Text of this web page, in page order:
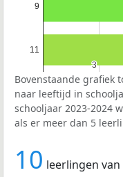
3
3
9
11
Bovenstaande grafiek
naar leeftijd in
schooljaar 2023-2024
als er meer dan 5
10 leerlingen